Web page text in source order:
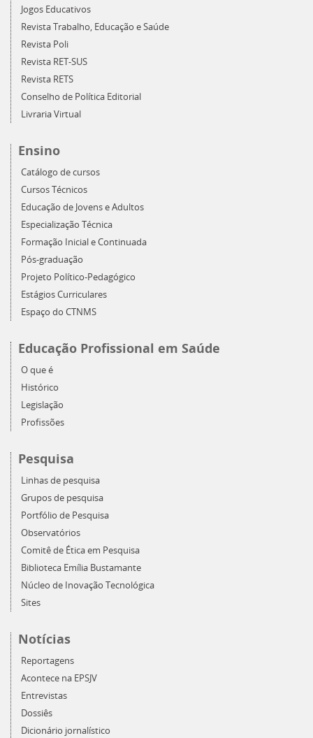
Jogos Educativos
Revista Trabalho, Educação e Saúde
Revista Poli
Revista RET-SUS
Revista RETS
Conselho de Política Editorial
Livraria Virtual
Ensino
Catálogo de cursos
Cursos Técnicos
Educação de Jovens e Adultos
Especialização Técnica
Formação Inicial e Continuada
Pós-graduação
Projeto Político-Pedagógico
Estágios Curriculares
Espaço do CTNMS
Educação Profissional em Saúde
O que é
Histórico
Legislação
Profissões
Pesquisa
Linhas de pesquisa
Grupos de pesquisa
Portfólio de Pesquisa
Observatórios
Comitê de Ética em Pesquisa
Biblioteca Emília Bustamante
Núcleo de Inovação Tecnológica
Sites
Notícias
Reportagens
Acontece na EPSJV
Entrevistas
Dossiês
Dicionário jornalístico